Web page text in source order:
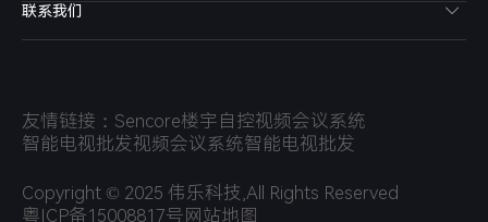
联系我们
友情链接： Sencore楼宇自控视频会议系统
智能电视批发视频会议系统智能电视批发
Copyright © 2025 伟乐科技,All Rights Reserved
粤ICP备15008817号网站地图